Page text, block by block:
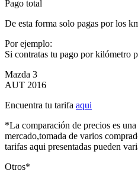
Pago total
De esta forma solo pagas por los
Por ejemplo:
Si contratas tu pago por kilómetro
Mazda 3
AUT 2016
Encuentra tu tarifa aqui
*La comparación de precios es
mercado,tomada de varios
tarifas aqui presentadas pueden
Otros*